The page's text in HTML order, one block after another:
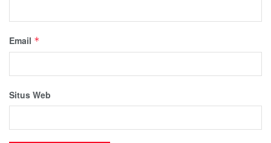
Email *
Situs Web